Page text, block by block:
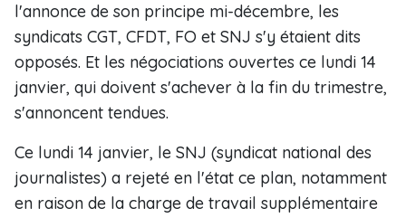
l'annonce de son principe mi-décembre, les
syndicats CGT, CFDT, FO et SNJ s'y étaient dits
opposés. Et les négociations ouvertes ce lundi 14
janvier, qui doivent s'achever à la fin du trimestre,
s'annoncent tendues.
Ce lundi 14 janvier, le SNJ (syndicat national des
journalistes) a rejeté en l'état ce plan, notamment
en raison de la charge de travail supplémentaire